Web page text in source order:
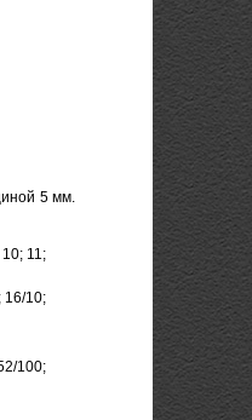
5 мм.
11;
16/10;
100;